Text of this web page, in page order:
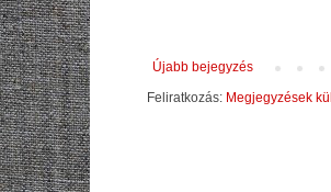
Újabb bejegyzés
Feliratkozás: Megjegyzések